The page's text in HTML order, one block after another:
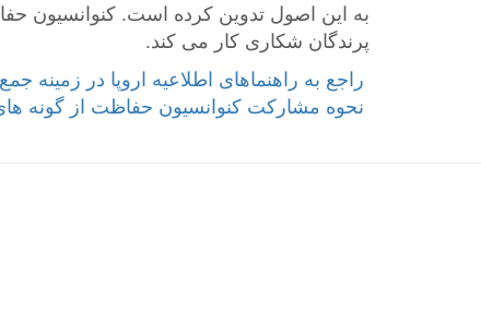
پرندگان شکاری کار می کند.